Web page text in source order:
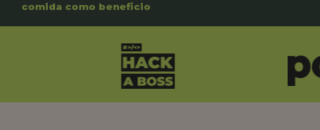
comida como beneficio